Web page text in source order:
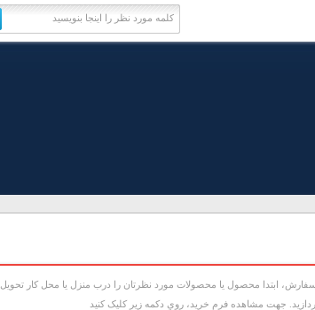
ابتدا محصول يا محصولات مورد نظرتان را درب منزل يا محل کار تحويل
جهت مشاهده فرم خريد، روي دکمه زير کليک کنيد